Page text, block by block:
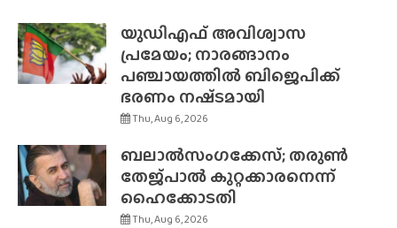
യുഡിഎഫ് അവിശ്വാസ
പ്രമേയം; നാരങ്ങാനം
പഞ്ചായത്തിൽ ബിജെപിക്ക്
ഭരണം നഷ്‌ടമായി
Thu, Aug 6, 2026
ബലാൽസംഗക്കേസ്; തരുൺ
തേജ്‌പാൽ കുറ്റക്കാരനെന്ന്
ഹൈക്കോടതി
Thu, Aug 6, 2026